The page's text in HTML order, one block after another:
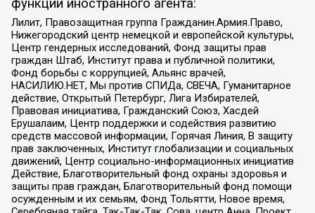
функции иностранного агента:
Лилит, Правозащитная группа Гражданин.Армия.Право,
Нижегородский центр немецкой и европейской культуры,
Центр гендерных исследований, Фонд защиты прав
граждан Штаб, Институт права и публичной политики,
Фонд борьбы с коррупцией, Альянс врачей,
НАСИЛИЮ.НЕТ, Мы против СПИДа, СВЕЧА, Гуманитарное
действие, Открытый Петербург, Лига Избирателей,
Правовая инициатива, Гражданский Союз, Хасдей
Ерушалаим, Центр поддержки и содействия развитию
средств массовой информации, Горячая Линия, В защиту
прав заключенных, Институт глобализации и социальных
движений, Центр социально-информационных инициатив
Действие, Благотворительный фонд охраны здоровья и
защиты прав граждан, Благотворительный фонд помощи
осужденным и их семьям, Фонд Тольятти, Новое время,